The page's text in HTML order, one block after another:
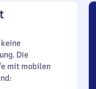
Die
mit mobilen